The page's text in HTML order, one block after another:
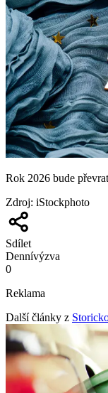
Rok 2026 bude
Zdroj: iStockphoto
Sdílet
Dennívýzva
0
Reklama
Další články z